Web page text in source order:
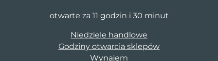
otwarte za 11 godzin i 30 minut
Niedziele handlowe
Godziny otwarcia sklepów
Wynajem